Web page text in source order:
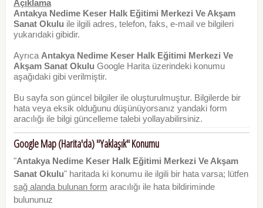
Açıklama
Antakya Nedime Keser Halk Eğitimi Merkezi Ve Akşam
Sanat Okulu ile ilgili adres, telefon, faks, e-mail ve bilgileri
yukarıdaki gibidir.
AyrıcaAntakya Nedime Keser Halk Eğitimi Merkezi Ve
Akşam Sanat Okulu Google Harita üzerindeki konumu
aşağıdaki gibi verilmiştir.
Bu sayfa son güncel bilgiler ile oluşturulmuştur. Bilgilerde bir
hata veya eksik olduğunu düşünüyorsanız yandaki form
aracılığı ile bilgi güncelleme talebi yollayabilirsiniz.
Google Map (Harita'da) "Yaklaşık" Konumu
"Antakya Nedime Keser Halk Eğitimi Merkezi Ve Akşam
Sanat Okulu" haritada ki konumu ile ilgili bir hata varsa; lütfen
sağ alanda bulunan form aracılığı ile hata bildiriminde
bulununuz